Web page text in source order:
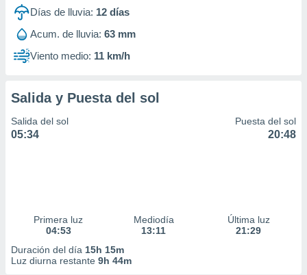
Días de lluvia: 12 días
Acum. de lluvia: 63 mm
Viento medio: 11 km/h
Salida y Puesta del sol
Salida del sol
05:34
Puesta del sol
20:48
Primera luz
04:53
Mediodía
13:11
Última luz
21:29
Duración del día 15h 15m
Luz diurna restante 9h 44m